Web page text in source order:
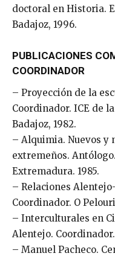
doctoral en Historia.
Badajoz, 1996.
PUBLICACIONES
COORDINADOR
– Proyección de la
Coordinador. ICE de
Badajoz, 1982.
– Alquimia. Nuevos y
extremeños.
Extremadura. 1985.
– Relaciones
Coordinador. O
– Interculturales en
Alentejo.
– Manuel Pacheco.